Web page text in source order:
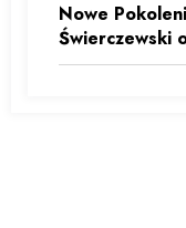
Nowe
Świerczewski
Reprezentacji